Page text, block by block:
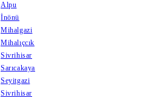
Alpu
İnönü
Mihalgazi
Mihalıçcık
Sivrihisar
Sarıcakaya
Seyitgazi
Sivrihisar